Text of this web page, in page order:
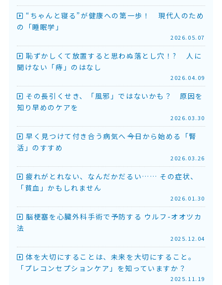
“ちゃんと寝る”が健康への第一歩！ 現代人のため
の「睡眠学」
2026.05.07
恥ずかしくて放置すると思わぬ落とし穴！? 人に
聞けない「痔」のはなし
2026.04.09
その長引くせき、「風邪」ではないかも？ 原因を
知り早めのケアを
2026.03.30
早く見つけて付き合う病気へ――今日から始める「腎
活」のすすめ
2026.03.26
疲れがとれない、なんだかだるい…… その症状、
「貧血」かもしれません
2026.01.30
脳梗塞を心臓外科手術で予防する ウルフ-オオツカ
法
2025.12.04
体を大切にすることは、未来を大切にすること。
「プレコンセプションケア」を知っていますか？
2025.11.19